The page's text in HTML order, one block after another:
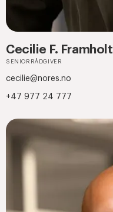
Cecilie F. Framholt
SENIORRÅDGIVER
cecilie@nores.no
+47 977 24 777